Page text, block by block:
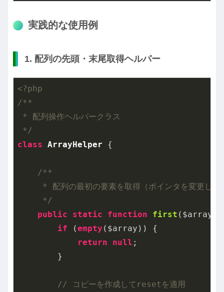
実践的な使用例
1. 配列の先頭・末尾取得ヘルパー
<?php
/**
* 配列操作ヘルパークラス
*/
class ArrayHelper {
/**
* 配列の最初の要素を取得（ポインタを変更しな
     */
public
static function first ($array)
if (empty ($array)) {
return
null ;
        }
// コピーを作成してresetを適用